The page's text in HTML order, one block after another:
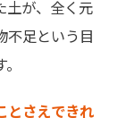
土が、全く元
不足という目
とさえできれ